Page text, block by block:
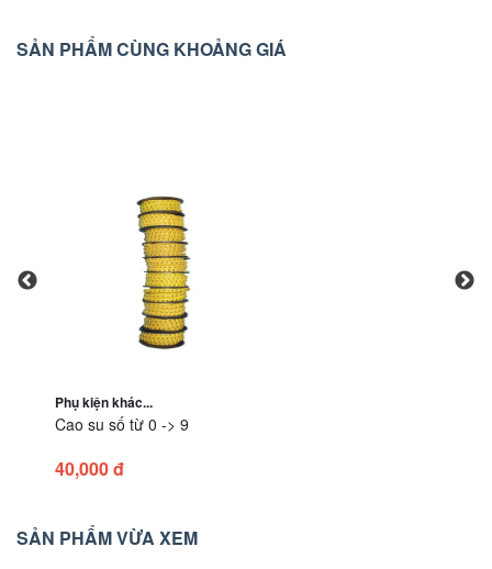
SẢN PHẨM CÙNG KHOẢNG GIÁ
Phụ kiện khác...
Cao su số từ 0 -> 9
40,000 đ
SẢN PHẨM VỪA XEM